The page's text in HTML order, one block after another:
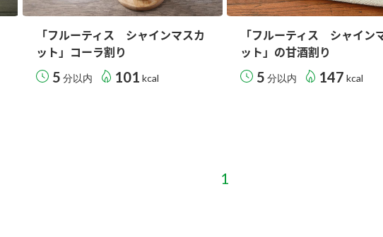
「フルーティス シャインマスカ
ット」コーラ割り
5 分以内 101 kcal
「フルーティス シャイン
ット」の甘酒割り
5 分以内 147 kcal
1